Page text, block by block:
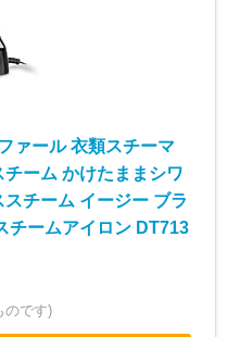
ァール 衣類スチーマ
ーム かけたままシワ
チーム イージー ブラ
チームアイロン DT713
のです)